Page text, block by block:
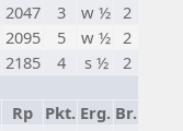
2047 3 w ½ 2
2095 5 w ½ 2
2185 4 s ½
2
Rp Pkt. Erg. Br.